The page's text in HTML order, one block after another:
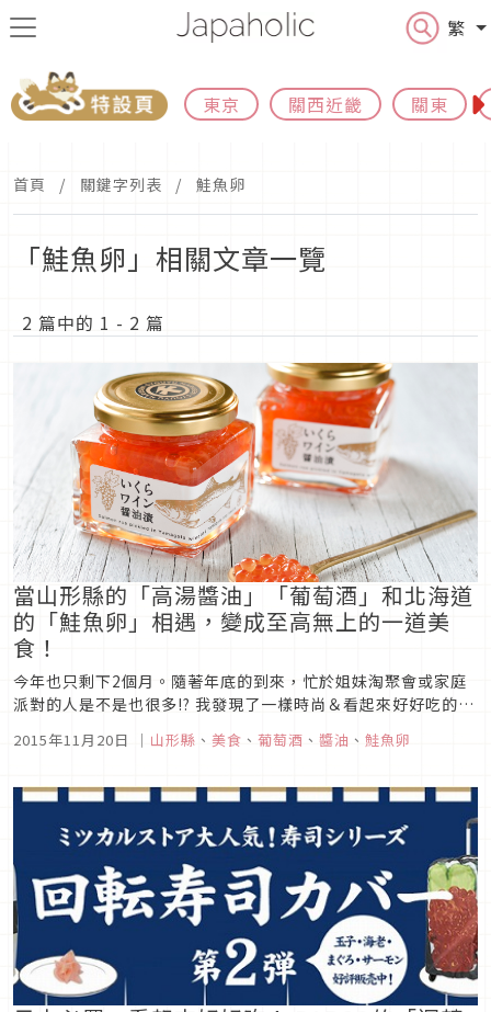
繁
東京 關西近畿 關東
首頁 關鍵字列表 鮭魚卵
「鮭魚卵」相關文章一覽
2 篇中的 1 - 2 篇
當山形縣的「高湯醬油」「葡萄酒」和北海道
的「鮭魚卵」相遇，變成至高無上的一道美
食！
今年也只剩下2個月。隨著年底的到來，忙於姐妹淘聚會或家庭
派對的人是不是也很多!? 我發現了一樣時尚＆看起來好好吃的東
1日起在MARUSEN（マルセン）醬油（山形縣天童市）開放預
理解，但「...
2015年11月20日 ｜ 山形縣 、 美食 、 葡萄酒 、 醬油 、 鮭魚卵